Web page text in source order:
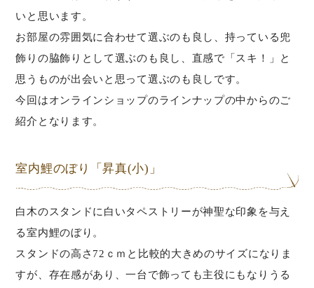
いと思います。
お部屋の雰囲気に合わせて選ぶのも良し、持っている兜
飾りの脇飾りとして選ぶのも良し、直感で「スキ！」と
思うものが出会いと思って選ぶのも良しです。
今回はオンラインショップのラインナップの中からのご
紹介となります。
室内鯉のぼり「昇真(小)」
白木のスタンドに白いタペストリーが神聖な印象を与え
る室内鯉のぼり。
スタンドの高さ72ｃｍと比較的大きめのサイズになりま
すが、存在感があり、一台で飾っても主役にもなりうる